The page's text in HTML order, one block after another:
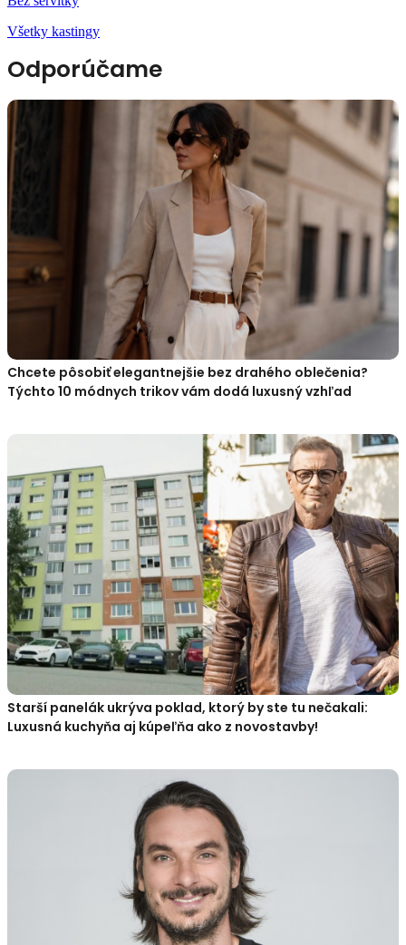
Všetky kastingy
Odporúčame
Chcete pôsobiť elegantnejšie bez drahého oblečenia?
Týchto 10 módnych trikov vám dodá luxusný vzhľad
Starší panelák ukrýva poklad, ktorý by ste tu nečakali:
Luxusná kuchyňa aj kúpeľňa ako z novostavby!